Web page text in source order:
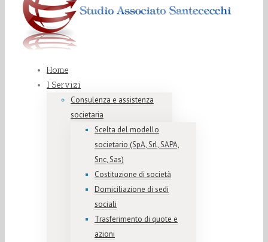
Home
I Servizi
Consulenza e assistenza
societaria
Scelta del modello
societario (SpA, Srl, SAPA,
Snc, Sas)
Costituzione di società
Domiciliazione di sedi
sociali
Trasferimento di quote e
azioni